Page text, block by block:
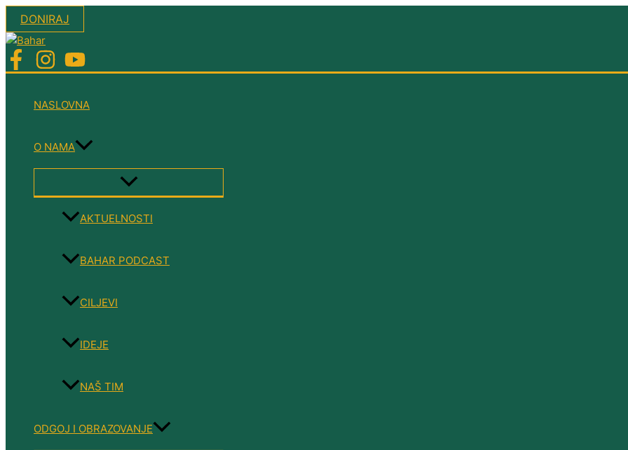
Skip
to
content
DONIRAJ
NASLOVNA
O NAMA
MENU
TOGGLE
AKTUELNOSTI
BAHAR PODCAST
CILJEVI
IDEJE
NAŠ TIM
ODGOJ I OBRAZOVANJE